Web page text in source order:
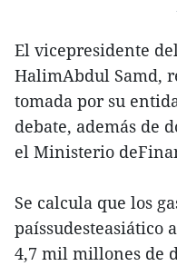
El vicepresidente
HalimAbdul Samd,
tomada por su
debate, además de
el Ministerio
Se calcula que los
paíssudesteasiático
4,7 mil millones de